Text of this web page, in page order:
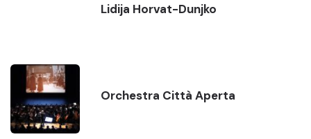
Lidija Horvat-Dunjko
Orchestra Città Aperta